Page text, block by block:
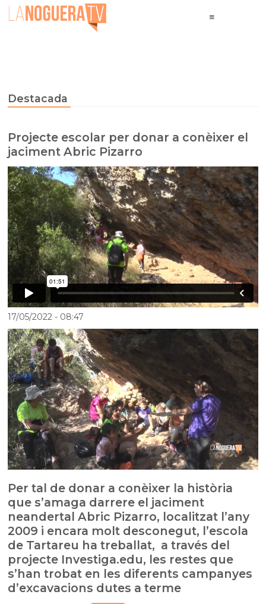
Destacada
Projecte escolar per donar a conèixer el
jaciment Abric Pizarro
17/05/2022- 08:47
Per tal de donar a conèixer la història
que s’amaga darrere el jaciment
neandertal Abric Pizarro, localitzat l’any
2009 i encara molt desconegut, l’escola
de Tartareu ha treballat, a través del
projecte Investiga.edu, les restes que
s’han trobat en les diferents campanyes
d’excavacions dutes a terme